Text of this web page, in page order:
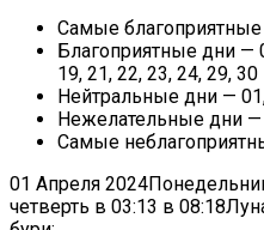
Самые
Благоприятные дни —
19, 21, 22, 23, 24, 29, 30
Нейтральные дни —
Нежелательные дни —
Самые
01 Апреля 2024
четверть в 03:13 в 08:18